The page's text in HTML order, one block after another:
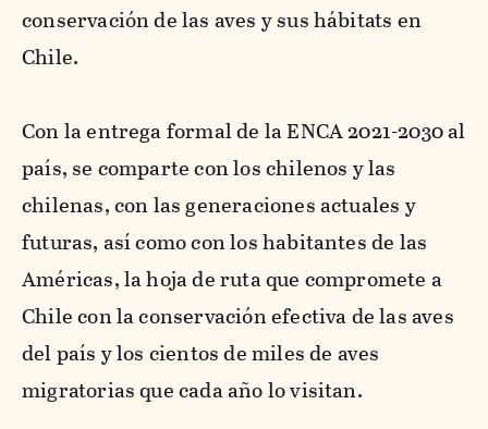
conservación de las aves y sus hábitats en
Chile.
Con la entrega formal de la ENCA 2021-2030 al
país, se comparte con los chilenos y las
chilenas, con las generaciones actuales y
futuras, así como con los habitantes de las
Américas, la hoja de ruta que compromete a
Chile con la conservación efectiva de las aves
del país y los cientos de miles de aves
migratorias que cada año lo visitan.